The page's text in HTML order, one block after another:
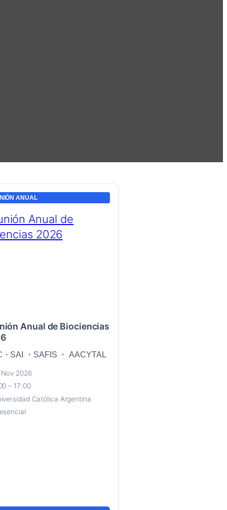
ANUAL
Anual de Biociencias
・SAI ・SAFIS ・ AACYTAL
Nov 2026
– 17:00
Católica Argentina